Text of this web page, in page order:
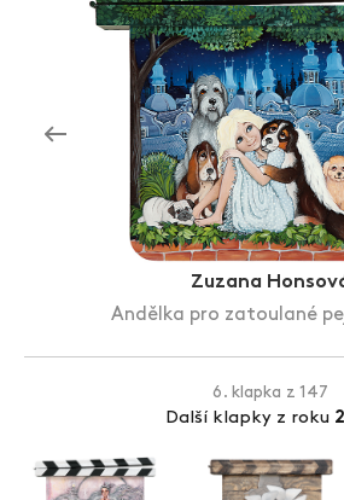
O projektu
Aktuální výstavy
Aukce filmových klapek
Aktuality
Zlín Film Festival
Zuzana
Andělka pro zatoulané
6. klapka z 147
Další klapky z roku